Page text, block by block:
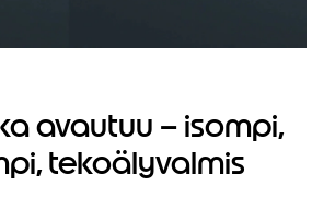
avautuu – isompi,
tekoälyvalmis